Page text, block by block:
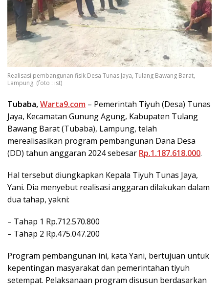
Realisasi pembangunan fisik Desa Tunas Jaya, Tulang Bawang Barat,
Lampung. (foto : ist)
Tubaba,Warta9.com – Pemerintah Tiyuh (Desa) Tunas
Jaya, Kecamatan Gunung Agung, Kabupaten Tulang
Bawang Barat (Tubaba), Lampung, telah
merealisasikan program pembangunan Dana Desa
(DD) tahun anggaran 2024 sebesar Rp.1.187.618.000.
Hal tersebut diungkapkan Kepala Tiyuh Tunas Jaya,
Yani. Dia menyebut realisasi anggaran dilakukan dalam
dua tahap, yakni:
– Tahap 1 Rp.712.570.800
– Tahap 2 Rp.475.047.200
Program pembangunan ini, kata Yani, bertujuan untuk
kepentingan masyarakat dan pemerintahan tiyuh
setempat. Pelaksanaan program disusun berdasarkan